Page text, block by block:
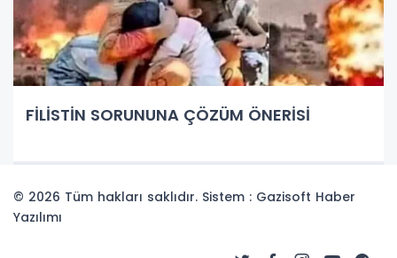
FİLİSTİN SORUNUNA ÇÖZÜM ÖNERİSİ
© 2026 Tüm hakları saklıdır. Sistem : Gazisoft Haber
Yazılımı